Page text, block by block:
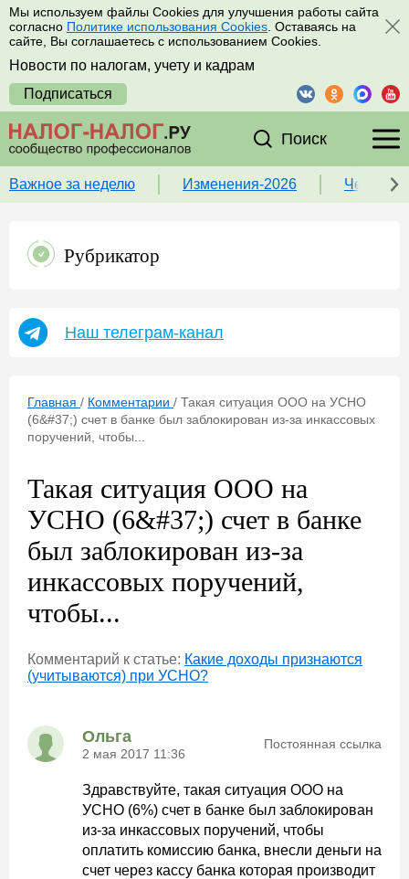
Мы используем файлы Cookies для улучшения работы сайта
согласно Политике использования Cookies . Оставаясь на
сайте, Вы соглашаетесь с использованием Cookies.
Новости по налогам, учету и кадрам
Подписаться
Поиск
Важное за неделю Изменения-2026 Чек-
Рубрикатор
Наш телеграм-канал
Главная / Комментарии / Такая ситуация ООО на УСНО
(6&#37;) счет в банке был заблокирован из-за инкассовых
поручений, чтобы...
Такая ситуация ООО на
УСНО (6&#37;) счет в банке
был заблокирован из-за
инкассовых поручений,
чтобы...
Комментарий к статье: Какие доходы признаются
(учитываются) при УСНО?
Ольга
2 мая 2017 11:36
Постоянная ссылка
Здравствуйте, такая ситуация ООО на
УСНО (6%) счет в банке был заблокирован
из-за инкассовых поручений, чтобы
оплатить комиссию банка, внесли деньги на
счет через кассу банка которая производит